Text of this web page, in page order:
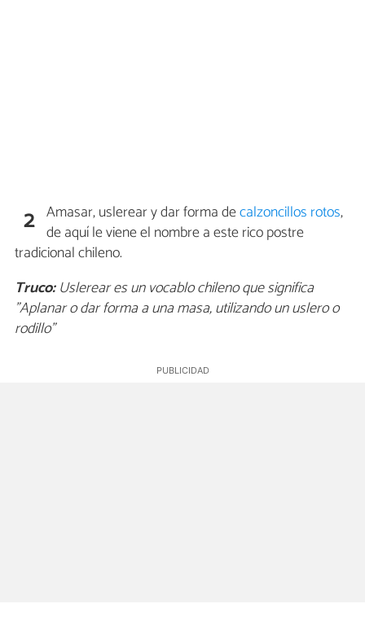
2 Amasar, uslerear y dar forma decalzoncillos rotos,
de aquí le viene el nombre a este rico postre
tradicional chileno.
Truco:Uslerear es un vocablo chileno que significa
"Aplanar o dar forma a una masa, utilizando un uslero o
rodillo"